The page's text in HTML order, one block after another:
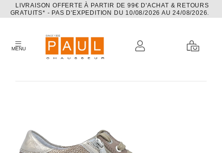
LIVRAISON OFFERTE À PARTIR DE 99€ D'ACHAT & RETOURS
GRATUITS* - PAS D'EXPEDITION DU 10/08/2026 AU 24/08/2026.
MENU